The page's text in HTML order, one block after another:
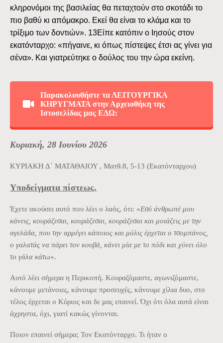
κληρονόμοι της βασιλείας θα πεταχτούν στο σκοτάδι το
πιο βαθύ κι απόμακρο. Eκεί θα είναι το κλάμα και το
τρίξιμο των δοντιών». 13Eίπε κατόπιν ο Iησούς στον
εκατόνταρχο: «πήγαινε, κι όπως πίστεψες έτσι ας γίνει για
σένα». Kαι γιατρεύτηκε ο δούλος του την ώρα εκείνη.
Παρακολουθήστε τα ΛΕΙΤΟΥΡΓΙΚΑ
ΚΗΡΥΓΜΑΤΑ στην Αρχειοθήκη της
Ιστοσελίδας μας ΕΔΩ:
Κυριακή, 28 Ιουνίου 2026
ΚΥΡΙΑΚΗ Δ΄ ΜΑΤΑΘΑΙΟΥ , Ματθ.8, 5-13 (Εκατόνταρχου)
Υποδείγματα πίστεως.
Έχετε ακούσει αυτό που λέει ο λαός, ότι: «Εσύ άνθρωπέ μου
κάνεις, κουράζεσαι, κουράζεσαι, κουράζεσαι και μοιάζεις με την
αγελάδα, που την αρμέγει κάποιος και μόλις έρχεται ο τσομπάνος,
ο γαλατάς να πάρει τον κουβά, κάνει μία με το πόδι και χύνει όλο
το γάλα κάτω».
Αυτό λέει σήμερα η Περικοπή. Κουραζόμαστε, αγωνιζόμαστε,
κάνουμε μετάνοιες, κάνουμε προσευχές, κάνουμε χίλια δυο, στο
τέλος έρχεται ο Κύριος και δε μας επαινεί. Όχι ότι όλα αυτά είναι
άχρηστα, όχι, γιατί κακώς γίνονται.
Ποιον επαινεί σήμερα; Τον Εκατόνταρχο. Τι ήταν ο